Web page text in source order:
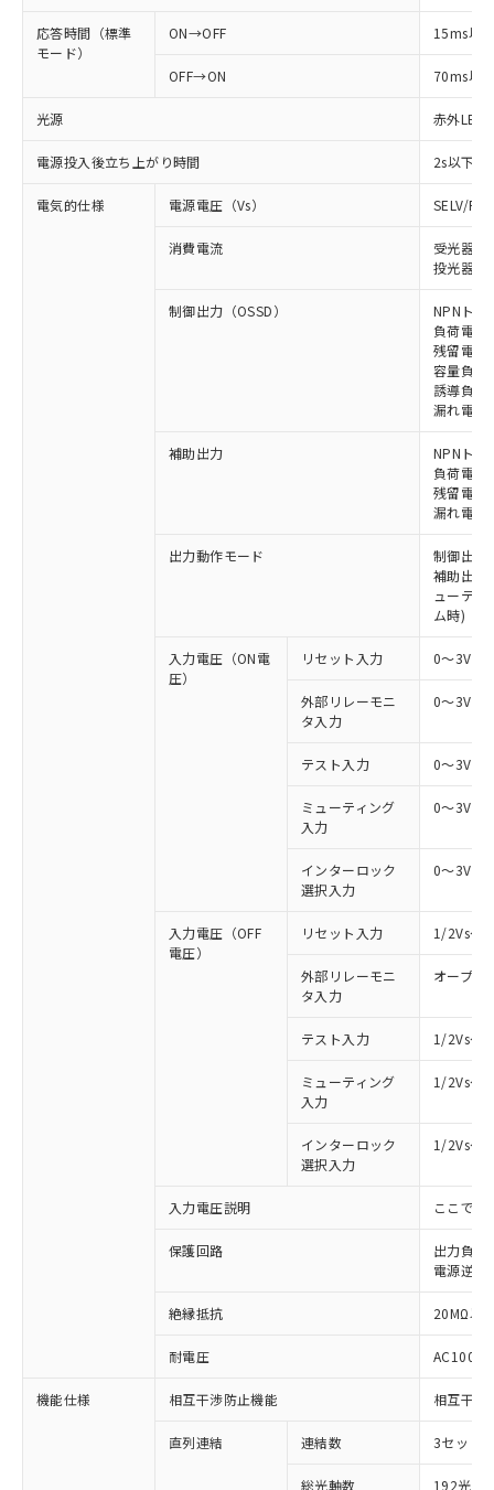
応答時間（標準
モード）
ON→OFF 15ms以
OFF→ON 70ms以
光源 赤外LED
電源投入後立ち上がり時間 2s以下
電気的仕様 電源電圧（Vs） SELV/
消費電流
受光器:
投光器:
制御出力（OSSD）
NPNトラ
負荷電流
残留電圧
容量負荷
誘導負荷
漏れ電流
補助出力
NPNトラ
負荷電流
残留電圧
漏れ電流
出力動作モード
制御出力
補助出力
ューテ
ム時)
入力電圧（ON電
圧）
リセット入力 0～3V（
外部リレーモニ
タ入力
0～3V（
テスト入力 0～3V（
ミューティング
入力
0～3V（
インターロック
選択入力
0～3V（
入力電圧（OFF
電圧）
リセット入力 1/2Vs～
外部リレーモニ
タ入力
オープン
テスト入力 1/2Vs～
ミューティング
入力
1/2Vs～
インターロック
選択入力
1/2Vs～
入力電圧説明 ここでの
保護回路
出力負荷
電源逆接
絶縁抵抗 20MΩ以
耐電圧
機能仕様 相互干渉防止機能 相互干渉
直列連結 連結数 3セット
総光軸数 192光軸
※1 対応状況
非含有に対応した製品が提供可能な商品で